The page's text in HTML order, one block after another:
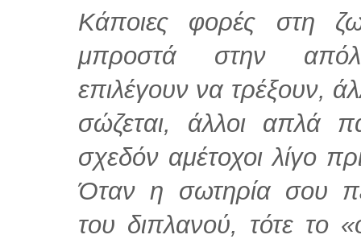
Κάποιες φορές στη
μπροστά στην
επιλέγουν να τρέξουν,
σώζεται, άλλοι απλά
σχεδόν αμέτοχοι λίγο
Όταν η σωτηρία σου
του διπλανού, τότε το